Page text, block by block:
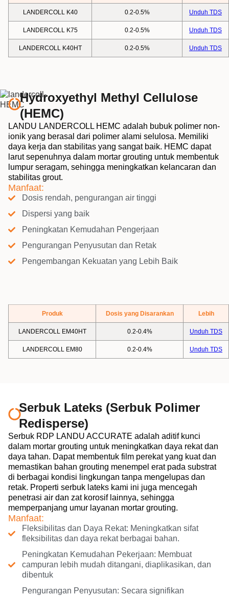
LANDERCOLL K40 0.2-0.5% Unduh TDS
LANDERCOLL K75 0.2-0.5% Unduh TDS
LANDERCOLL K40HT 0.2-0.5% Unduh TDS
Hydroxyethyl Methyl Cellulose
(HEMC)
LANDU LANDERCOLL HEMC adalah bubuk polimer non-
ionik yang berasal dari polimer alami selulosa. Memiliki
daya kerja dan stabilitas yang sangat baik. HEMC dapat
larut sepenuhnya dalam mortar grouting untuk membentuk
lumpur seragam, sehingga meningkatkan kelancaran dan
stabilitas grout.
Manfaat:
Dosis rendah, pengurangan air tinggi
Dispersi yang baik
Peningkatan Kemudahan Pengerjaan
Pengurangan Penyusutan dan Retak
Pengembangan Kekuatan yang Lebih Baik
Produk Dosis yang Disarankan Lebih
LANDERCOLL EM40HT 0.2-0.4% Unduh TDS
LANDERCOLL EM80 0.2-0.4% Unduh TDS
Serbuk Lateks (Serbuk Polimer
Redisperse)
Serbuk RDP LANDU ACCURATE adalah aditif kunci
dalam mortar grouting untuk meningkatkan daya rekat dan
daya tahan. Dapat membentuk film perekat yang kuat dan
memastikan bahan grouting menempel erat pada substrat
di berbagai kondisi lingkungan tanpa mengelupas dan
retak. Properti serbuk lateks kami ini juga mencegah
penetrasi air dan zat korosif lainnya, sehingga
memperpanjang umur layanan mortar grouting.
Manfaat:
Fleksibilitas dan Daya Rekat: Meningkatkan sifat
fleksibilitas dan daya rekat berbagai bahan.
Peningkatan Kemudahan Pekerjaan: Membuat
campuran lebih mudah ditangani, diaplikasikan, dan
dibentuk
Pengurangan Penyusutan: Secara signifikan